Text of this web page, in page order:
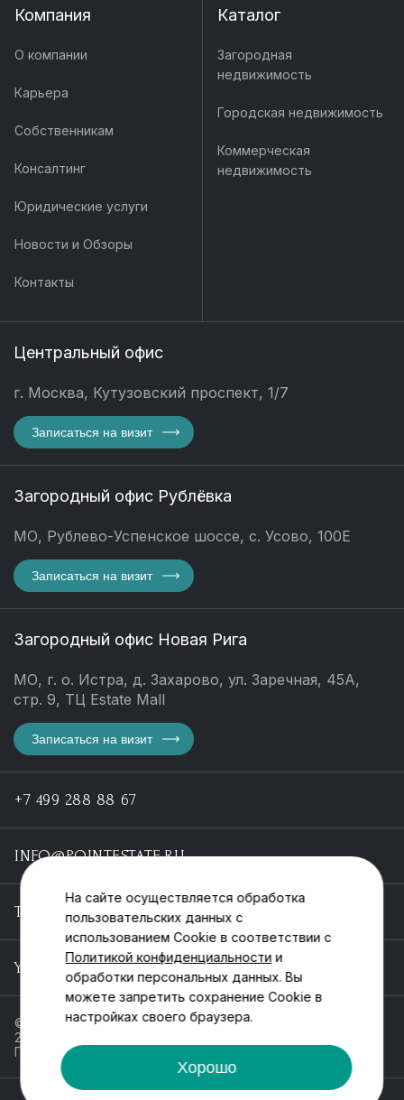
Компания
О компании
Карьера
Собственникам
Консалтинг
Юридические услуги
Новости и Обзоры
Контакты
Каталог
Загородная
недвижимость
Городская недвижимость
Коммерческая
недвижимость
Центральный офис
г. Москва, Кутузовский проспект, 1/7
Записаться на визит
Загородный офис Рублёвка
МО, Рублево-Успенское шоссе, с. Усово, 100Е
Записаться на визит
Загородный офис Новая Рига
МО, г. о. Истра, д. Захарово, ул. Заречная, 45А,
стр. 9, ТЦ Estate Mall
Записаться на визит
+7 499 288 88 67
INFO@POINTESTATE.RU
TELEGRAM
YOUTUBE
© ООО «Пойнт эстейт», ИНН 55546464612,
2013-2025
Политика обработки персональных данных
На сайте осуществляется обработка
пользовательских данных с
использованием Cookie в соответствии с
Политикой конфиденциальности и
обработки персональных данных. Вы
можете запретить сохранение Cookie в
настройках своего браузера.
Хорошо